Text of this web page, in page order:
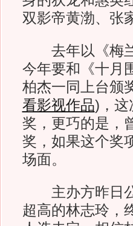
双影帝黄渤、张
去年以《梅兰
今年要和《十月
柏杰一同上台颁
看影视作品) ，
奖，更巧的是，
奖，如果这个奖
场面。
主办方昨日公
超高的林志玲，